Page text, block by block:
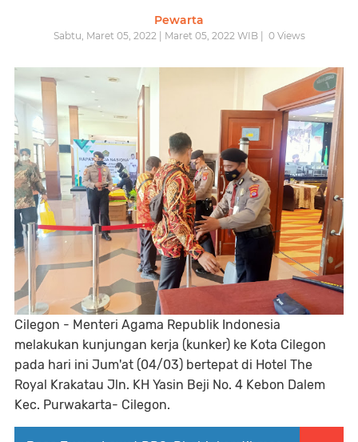
Pewarta
Sabtu, Maret 05, 2022 | Maret 05, 2022 WIB | 0Views
Cilegon - Menteri Agama Republik Indonesia
melakukan kunjungan kerja (kunker) ke Kota Cilegon
pada hari ini Jum'at (04/03) bertepat di Hotel The
Royal Krakatau Jln. KH Yasin Beji No. 4 Kebon Dalem
Kec. Purwakarta- Cilegon.